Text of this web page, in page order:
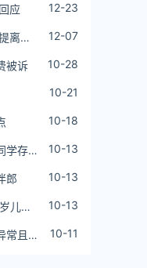
应 12-23
离婚
12-07
被诉 10-28
10-21
10-18
学存婚
10-13
郎 10-13
儿子
10-13
常且持
10-11